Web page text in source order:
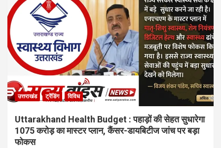
उत्तराखंड ट्रेंडिंग विविध
Uttarakhand Health Budget : पहाड़ों की सेहत सुधारेगा
1075 करोड़ का मास्टर प्लान, कैंसर-डायबिटीज जांच पर बड़ा
फोकस